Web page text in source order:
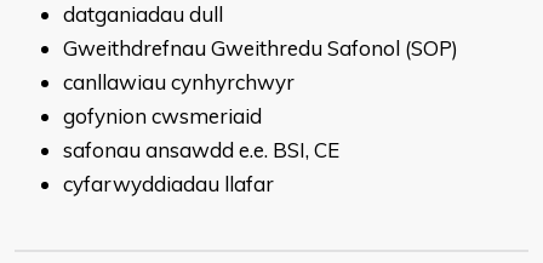
datganiadau dull
Gweithdrefnau Gweithredu Safonol (SOP)
canllawiau cynhyrchwyr
gofynion cwsmeriaid
safonau ansawdd e.e. BSI, CE
cyfarwyddiadau llafar